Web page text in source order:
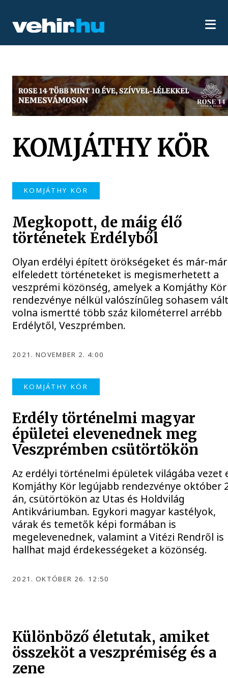
KOMJÁTHY KÖR
KOMJÁTHY KÖR
Megkopott, de máig élő
történetek Erdélyből
Olyan erdélyi épített örökségeket és már-már
elfeledett történeteket is megismerhetett a
veszprémi közönség, amelyek a Komjáthy Kör
rendezvénye nélkül valószínűleg sohasem
volna ismertté több száz kilométerrel arrébb
Erdélytől, Veszprémben.
2021. NOVEMBER 2. 4:00
KOMJÁTHY KÖR
Erdély történelmi magyar
épületei elevenednek meg
Veszprémben csütörtökön
Az erdélyi történelmi épületek világába vezet
Komjáthy Kör legújabb rendezvénye október
án, csütörtökön az Utas és Holdvilág
Antikváriumban. Egykori magyar kastélyok,
várak és temetők képi formában is
megelevenednek, valamint a Vitézi Rendről is
hallhat majd érdekességeket a közönség.
2021. OKTÓBER 26. 12:50
Különböző életutak, amiket
összeköt a veszprémiség és a
zene